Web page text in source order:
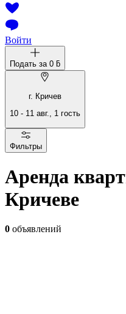
Войти
Подать за 0 ƃ
г. Кричев
10 - 11 авг., 1 гость
Фильтры
Аренда
Кричеве
0 объявлений